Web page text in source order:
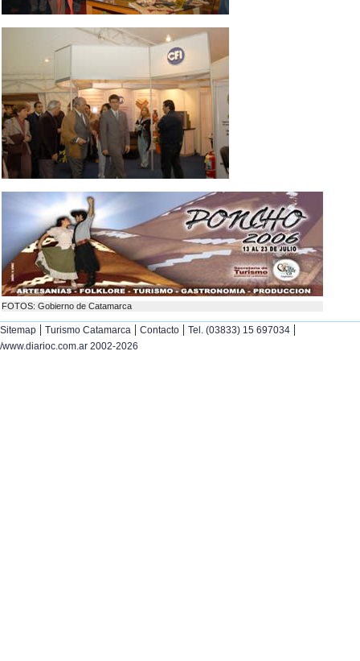
FOTOS: Gobierno de Catamarca
Sitemap | Turismo Catamarca | Contacto | Tel. (03833) 15 697034 |
/www.diarioc.com.ar 2002-2026